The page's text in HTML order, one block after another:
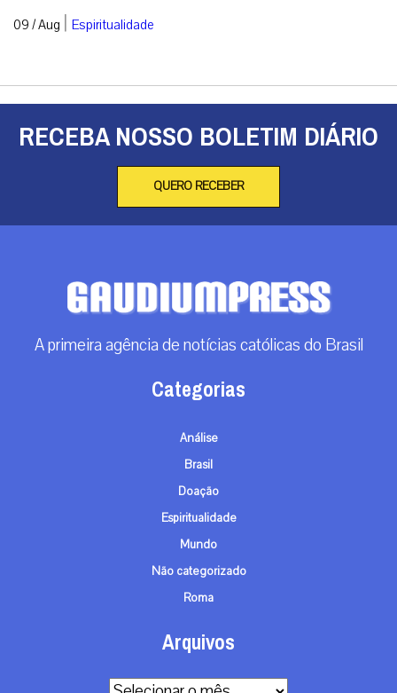
09 / Aug | Espiritualidade
RECEBA NOSSO BOLETIM DIÁRIO
QUERO RECEBER
A primeira agência de notícias católicas do Brasil
Categorias
Análise
Brasil
Doação
Espiritualidade
Mundo
Não categorizado
Roma
Arquivos